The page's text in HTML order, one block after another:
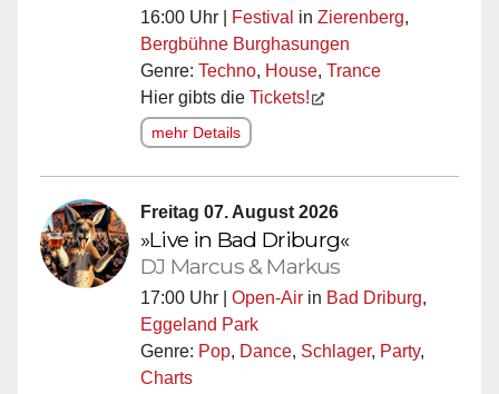
16:00 Uhr | Festival in Zierenberg,
Bergbühne Burghasungen
Genre: Techno, House, Trance
Hier gibts die Tickets!
mehr Details
Freitag 07. August 2026
»Live in Bad Driburg«
DJ Marcus & Markus
17:00 Uhr | Open-Air in Bad Driburg,
Eggeland Park
Genre: Pop, Dance, Schlager, Party,
Charts